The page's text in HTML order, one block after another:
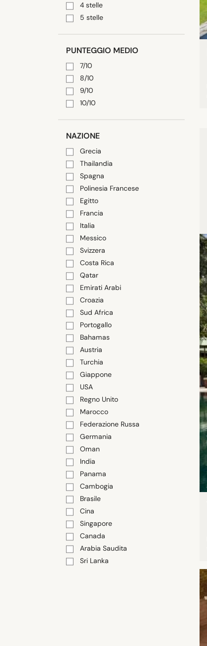
4 stelle
5 stelle
PUNTEGGIO MEDIO
7/10
8/10
9/10
10/10
NAZIONE
Grecia
Thailandia
Spagna
Polinesia Francese
Egitto
Francia
Italia
Messico
Svizzera
Costa Rica
Qatar
Emirati Arabi
Croazia
Sud Africa
Portogallo
Bahamas
Austria
Turchia
Giappone
USA
Regno Unito
Marocco
Federazione Russa
Germania
Oman
India
Panama
Cambogia
Brasile
Cina
Singapore
Canada
Arabia Saudita
Sri Lanka